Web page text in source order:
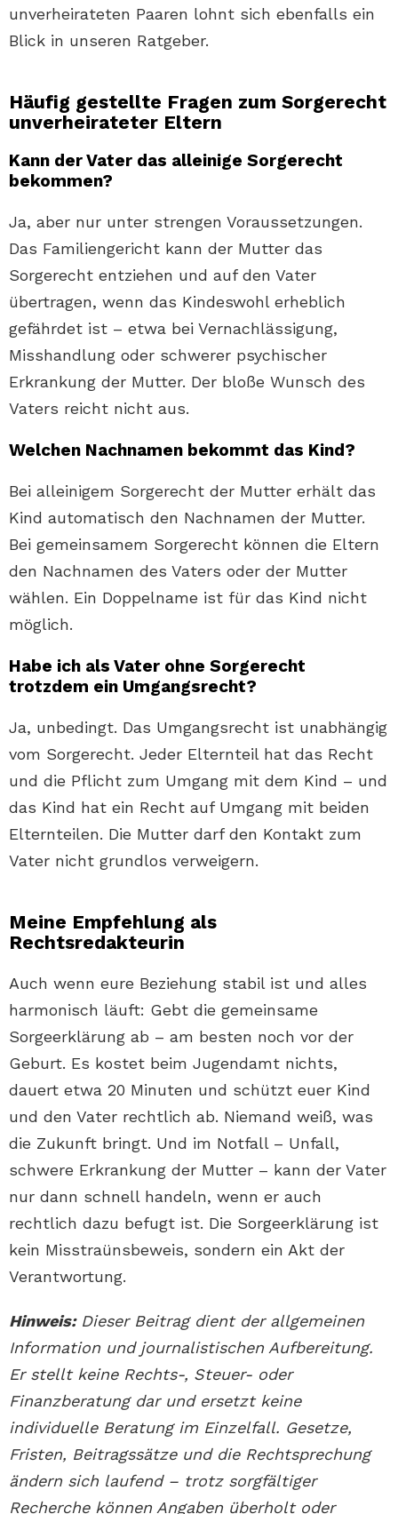
unverheirateten Paaren lohnt sich ebenfalls ein
Blick in unseren Ratgeber.
Häufig gestellte Fragen zum Sorgerecht
unverheirateter Eltern
Kann der Vater das alleinige Sorgerecht
bekommen?
Ja, aber nur unter strengen Voraussetzungen.
Das Familiengericht kann der Mutter das
Sorgerecht entziehen und auf den Vater
übertragen, wenn das Kindeswohl erheblich
gefährdet ist – etwa bei Vernachlässigung,
Misshandlung oder schwerer psychischer
Erkrankung der Mutter. Der bloße Wunsch des
Vaters reicht nicht aus.
Welchen Nachnamen bekommt das Kind?
Bei alleinigem Sorgerecht der Mutter erhält das
Kind automatisch den Nachnamen der Mutter.
Bei gemeinsamem Sorgerecht können die Eltern
den Nachnamen des Vaters oder der Mutter
wählen. Ein Doppelname ist für das Kind nicht
möglich.
Habe ich als Vater ohne Sorgerecht
trotzdem ein Umgangsrecht?
Ja, unbedingt. Das Umgangsrecht ist unabhängig
vom Sorgerecht. Jeder Elternteil hat das Recht
und die Pflicht zum Umgang mit dem Kind – und
das Kind hat ein Recht auf Umgang mit beiden
Elternteilen. Die Mutter darf den Kontakt zum
Vater nicht grundlos verweigern.
Meine Empfehlung als
Rechtsredakteurin
Auch wenn eure Beziehung stabil ist und alles
harmonisch läuft: Gebt die gemeinsame
Sorgeerklärung ab – am besten noch vor der
Geburt. Es kostet beim Jugendamt nichts,
dauert etwa 20 Minuten und schützt euer Kind
und den Vater rechtlich ab. Niemand weiß, was
die Zukunft bringt. Und im Notfall – Unfall,
schwere Erkrankung der Mutter – kann der Vater
nur dann schnell handeln, wenn er auch
rechtlich dazu befugt ist. Die Sorgeerklärung ist
kein Misstraünsbeweis, sondern ein Akt der
Verantwortung.
Hinweis:Dieser Beitrag dient der allgemeinen
Information und journalistischen Aufbereitung.
Er stellt keine Rechts-, Steuer- oder
Finanzberatung dar und ersetzt keine
individuelle Beratung im Einzelfall. Gesetze,
Fristen, Beitragssätze und die Rechtsprechung
ändern sich laufend – trotz sorgfältiger
Recherche können Angaben überholt oder